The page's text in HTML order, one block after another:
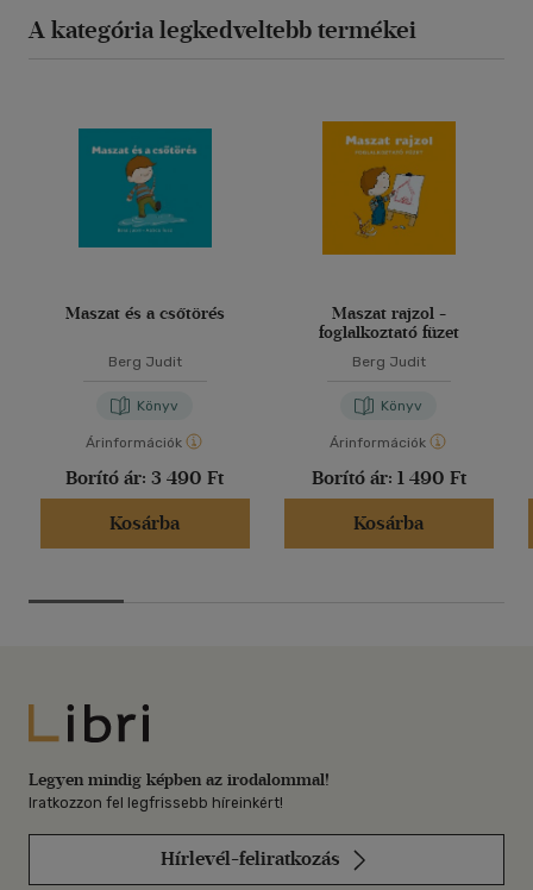
A kategória legkedveltebb termékei
Maszat és a csőtörés
Berg Judit
Könyv
Árinformációk
Borító ár: 3 490 Ft
Kosárba
Maszat rajzol -
foglalkoztató füzet
Berg Judit
Könyv
Árinformációk
Borító ár: 1 490 Ft
Kosárba
Libri
Legyen mindig képben az irodalommal!
Iratkozzon fel legfrissebb híreinkért!
Hírlevél-feliratkozás